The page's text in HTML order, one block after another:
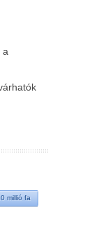
a
millió fa